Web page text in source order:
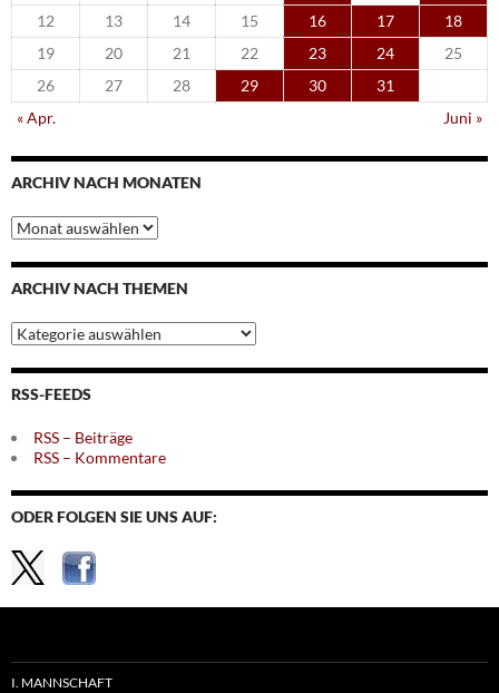
12
13 14 15 16 17
18
19
20 21 22 23 24
25
26
27 28 29 30
31
« Apr.
Juni »
ARCHIV NACH MONATEN
Archiv
nach
Monaten
ARCHIV NACH THEMEN
Archiv
nach
Themen
RSS-FEEDS
RSS – Beiträge
RSS – Kommentare
ODER FOLGEN SIE UNS AUF:
I. MANNSCHAFT